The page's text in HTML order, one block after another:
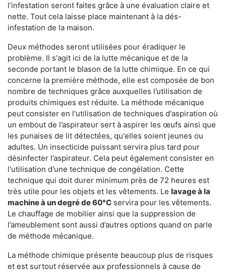
l’infestation seront faites grâce à une évaluation claire et
nette. Tout cela laisse place maintenant à la dés-
infestation de la maison.
Deux méthodes seront utilisées pour éradiquer le
problème. Il s'agit ici de la lutte mécanique et de la
seconde portant le blason de la lutte chimique. En ce qui
concerne la première méthode, elle est composée de bon
nombre de techniques grâce auxquelles l’utilisation de
produits chimiques est réduite. La méthode mécanique
peut consister en l'utilisation de techniques d'aspiration où
un embout de l’aspirateur sert à aspirer les œufs ainsi que
les punaises de lit détectées, qu'elles soient jeunes ou
adultes. Un insecticide puissant servira plus tard pour
désinfecter l’aspirateur. Cela peut également consister en
l'utilisation d'une technique de congélation. Cette
technique qui doit durer minimum près de 72 heures est
très utile pour les objets et les vêtements. Le lavage à la
machine à un degré de 60°C servira pour les vêtements.
Le chauffage de mobilier ainsi que la suppression de
l’ameublement sont aussi d’autres options quand on parle
de méthode mécanique.
La méthode chimique présente beaucoup plus de risques
et est surtout réservée aux professionnels à cause de